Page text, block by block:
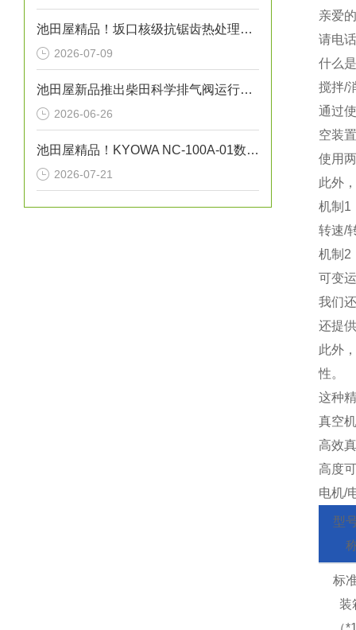
池田屋精品！坂口核级抗锯齿热处理微型设备（微型激光氢退火系统）技术参数
2026-07-09
池田屋新品推出柴田科学排气阀运行气密性测试装置 EXV-02 参数介绍
2026-06-26
池田屋精品！KYOWA NC-100A-01数字转换单元
2026-07-21
亲爱
请电
什么
搅拌/
通过
空装
使用
此外
机制1
转速/
机制2
可变
我们
还提
此外
性。
这种
真空
高效
高度
电机/
型
标
装